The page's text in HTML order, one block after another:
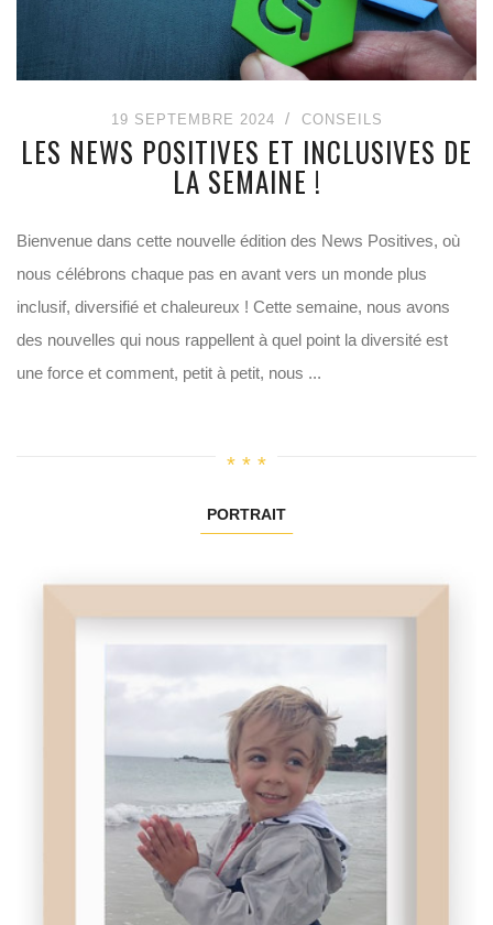
19 SEPTEMBRE 2024 CONSEILS
LES NEWS POSITIVES ET INCLUSIVES DE
LA SEMAINE !
Bienvenue dans cette nouvelle édition des News Positives, où
nous célébrons chaque pas en avant vers un monde plus
inclusif, diversifié et chaleureux ! Cette semaine, nous avons
des nouvelles qui nous rappellent à quel point la diversité est
une force et comment, petit à petit, nous ...
PORTRAIT